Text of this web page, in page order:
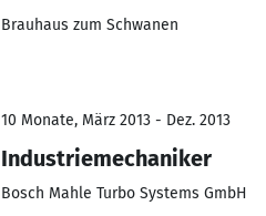
Brauhaus zum Schwanen
10 Monate, März 2013 - Dez. 2013
Industriemechaniker
Bosch Mahle Turbo Systems GmbH